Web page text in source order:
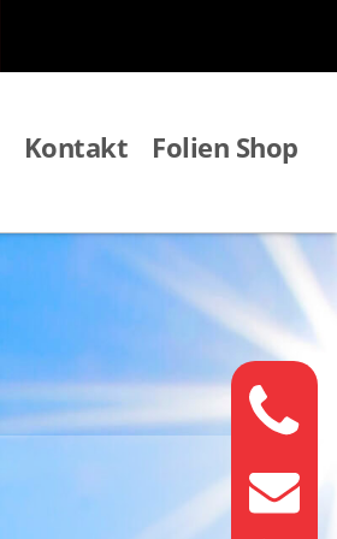
Kontakt Folien Shop